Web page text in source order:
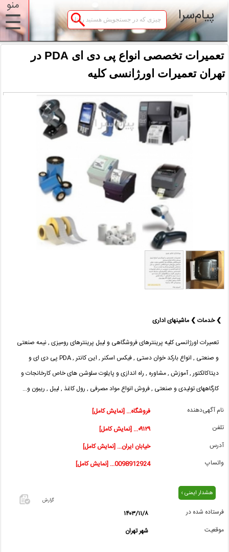
منو
☰ پیام‌سرا
تعمیرات تخصصی انواع پی دی ای PDA در
تهران تعمیرات اورژانسی کلیه
❯ خدمات ❯ ماشینهای اداری
تعمیرات اورژانسی کلیه پرینترهای فروشگاهی و لیبل پرینترهای رومیزی , نیمه صنعتی
و صنعتی , انواع بارکد خوان دستی , فیکس اسکنر , این کانتر , PDA پی دی ای و
دیتاکالکتور , آموزش , مشاوره , راه اندازی و پایلوت سلوشن های خاص کارخانجات و
کارگاههای تولیدی و صنعتی , فروش انواع مواد مصرفی , رول کاغذ , لیبل , ریبون و...
نام آگهی‌دهنده
فروشگاه... [نمایش کامل]
تلفن
۰۹۱۲۹... [نمایش کامل]
آدرس
خیابان ایران... [نمایش کامل]
واتساپ
0098912924... [نمایش کامل]
هشدار ایمنی ›
گزارش
فرستاده شده در
۱۴۰۳/۱۱/۸
موقعیت
شهر تهران